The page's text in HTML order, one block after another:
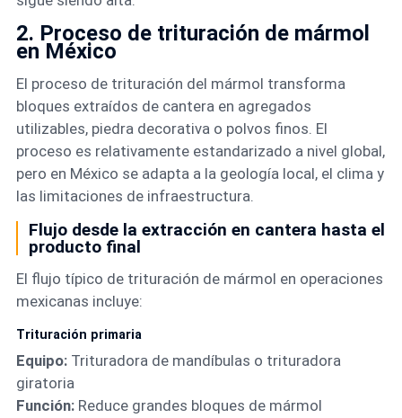
2. Proceso de trituración de mármol
en México
El proceso de trituración del mármol transforma
bloques extraídos de cantera en agregados
utilizables, piedra decorativa o polvos finos. El
proceso es relativamente estandarizado a nivel global,
pero en México se adapta a la geología local, el clima y
las limitaciones de infraestructura.
Flujo desde la extracción en cantera hasta el
producto final
El flujo típico de trituración de mármol en operaciones
mexicanas incluye:
Trituración primaria
Equipo: Trituradora de mandíbulas o trituradora
giratoria
Función: Reduce grandes bloques de mármol